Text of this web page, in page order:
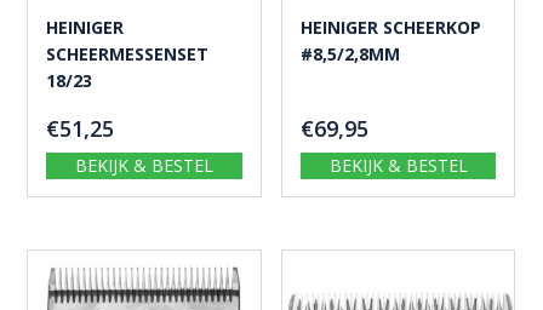
HEINIGER
SCHEERMESSENSET
18/23
€51,25
BEKIJK & BESTEL
HEINIGER SCHEERKOP
#8,5/2,8MM
€69,95
BEKIJK & BESTEL